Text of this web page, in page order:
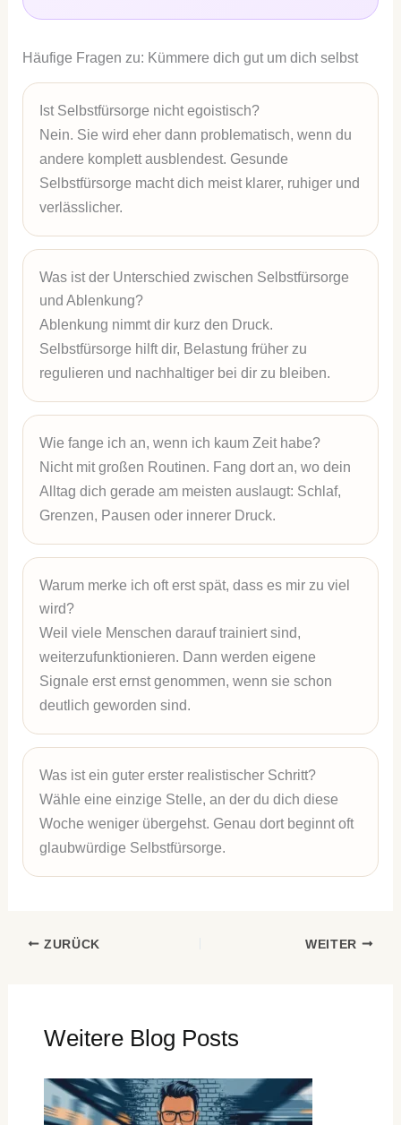
Häufige Fragen zu: Kümmere dich gut um dich selbst
Ist Selbstfürsorge nicht egoistisch?
Nein. Sie wird eher dann problematisch, wenn du
andere komplett ausblendest. Gesunde
Selbstfürsorge macht dich meist klarer, ruhiger und
verlässlicher.
Was ist der Unterschied zwischen Selbstfürsorge
und Ablenkung?
Ablenkung nimmt dir kurz den Druck.
Selbstfürsorge hilft dir, Belastung früher zu
regulieren und nachhaltiger bei dir zu bleiben.
Wie fange ich an, wenn ich kaum Zeit habe?
Nicht mit großen Routinen. Fang dort an, wo dein
Alltag dich gerade am meisten auslaugt: Schlaf,
Grenzen, Pausen oder innerer Druck.
Warum merke ich oft erst spät, dass es mir zu viel
wird?
Weil viele Menschen darauf trainiert sind,
weiterzufunktionieren. Dann werden eigene
Signale erst ernst genommen, wenn sie schon
deutlich geworden sind.
Was ist ein guter erster realistischer Schritt?
Wähle eine einzige Stelle, an der du dich diese
Woche weniger übergehst. Genau dort beginnt oft
glaubwürdige Selbstfürsorge.
ZURÜCK WEITER
Weitere Blog Posts